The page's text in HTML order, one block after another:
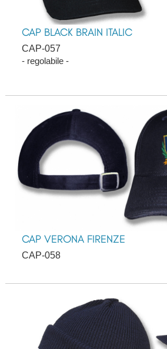
CAP BLACK BRAIN ITALIC
CAP-057
- regolabile -
CAP VERONA FIRENZE
CAP-058